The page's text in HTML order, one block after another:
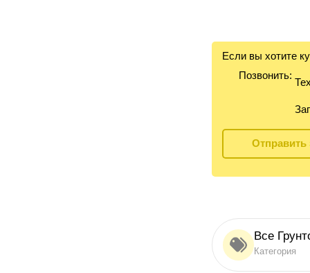
Если вы хотите
Позвонить:
Отправить
Все
Категория